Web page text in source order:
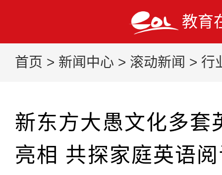
教育
首页 > 新闻中心 > 滚动新闻 > 行
新东方大愚文化多套
亮相 共探家庭英语